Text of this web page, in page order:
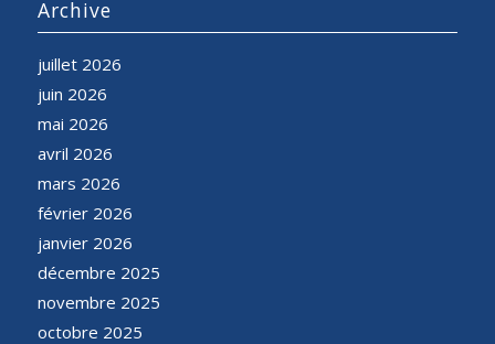
Archive
juillet 2026
juin 2026
mai 2026
avril 2026
mars 2026
février 2026
janvier 2026
décembre 2025
novembre 2025
octobre 2025